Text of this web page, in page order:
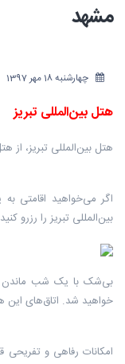
مشهد
چهارشنبه 18 مهر 1397
هتل بین‌المللی تبریز
هتل بین‌المللی تبریز،
اگر می‌خواهید اقامتی
بین‌المللی تبریز را رزرو
خواهید شد. اتاق‌های این
امکانات رفاهی و تفریحی